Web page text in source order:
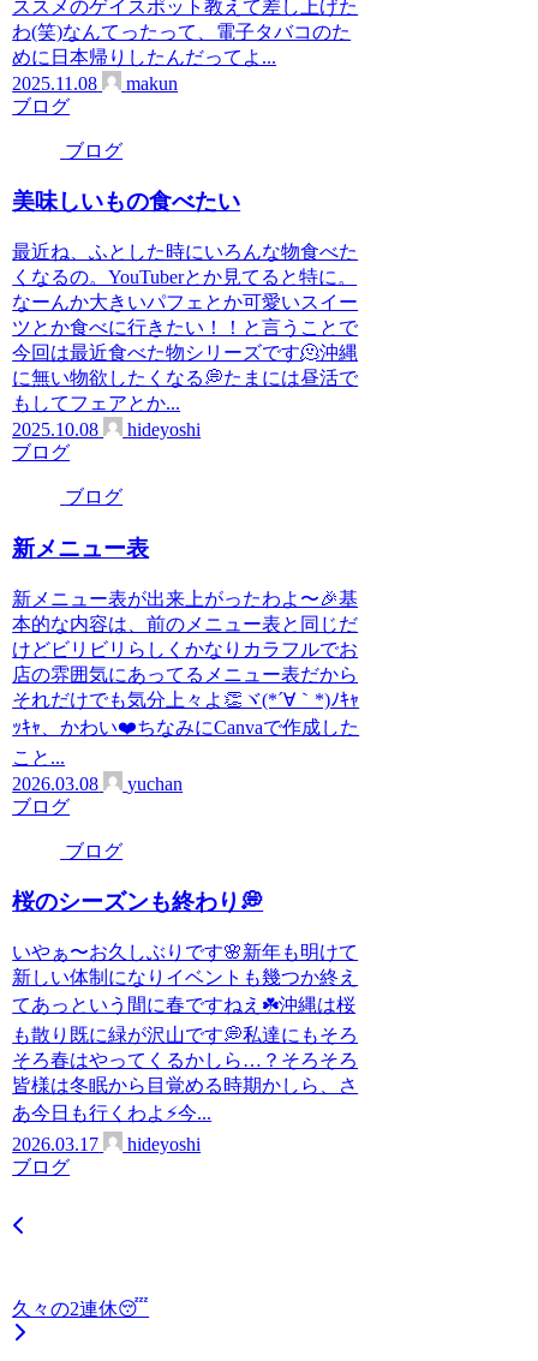
ススメのゲイスポット教えて差し上げた
わ(笑)なんてったって、電子タバコのた
めに日本帰りしたんだってよ...
2025.11.08
makun
ブログ
ブログ
美味しいもの食べたい
最近ね、ふとした時にいろんな物食べた
くなるの。YouTuberとか見てると特に。
なーんか大きいパフェとか可愛いスイー
ツとか食べに行きたい！！と言うことで
今回は最近食べた物シリーズです🫠沖縄
に無い物欲したくなる💭たまには昼活で
もしてフェアとか...
2025.10.08
hideyoshi
ブログ
ブログ
新メニュー表
新メニュー表が出来上がったわよ〜🎉基
本的な内容は、前のメニュー表と同じだ
けどビリビリらしくかなりカラフルでお
店の雰囲気にあってるメニュー表だから
それだけでも気分上々よ👏ヾ(*´∀｀*)ﾉｷｬ
ｯｷｬ、かわい❤️ちなみにCanvaで作成した
こと...
2026.03.08
yuchan
ブログ
ブログ
桜のシーズンも終わり💭
いやぁ〜お久しぶりです🌸新年も明けて
新しい体制になりイベントも幾つか終え
てあっという間に春ですねえ☘️沖縄は桜
も散り既に緑が沢山です💭私達にもそろ
そろ春はやってくるかしら…？そろそろ
皆様は冬眠から目覚める時期かしら、さ
あ今日も行くわよ⚡️今...
2026.03.17
hideyoshi
ブログ
久々の2連休😴